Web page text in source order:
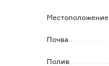
Местоположение
Почва
Полив